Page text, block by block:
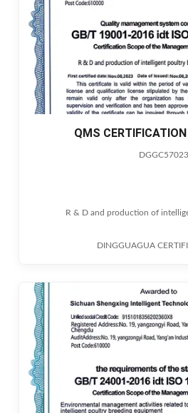
QMS
R & D and production of
DINGGUAGUA